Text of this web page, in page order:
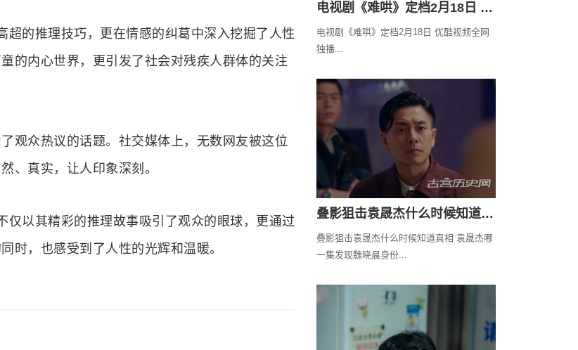
的推理技巧，更在情感的纠葛中深入挖掘了人性
的内心世界，更引发了社会对残疾人群体的关注
众热议的话题。社交媒体上，无数网友被这位
、真实，让人印象深刻。
以其精彩的推理故事吸引了观众的眼球，更通过
时，也感受到了人性的光辉和温暖。
电视剧《难哄》定档2月18日 优酷
电视剧《难哄》定档2月18日 优酷视频全网
独播...
叠影狙击袁晟杰什么时候知道真相
叠影狙击袁晟杰什么时候知道真相 袁晟杰哪
一集发现魏晓晨身份...